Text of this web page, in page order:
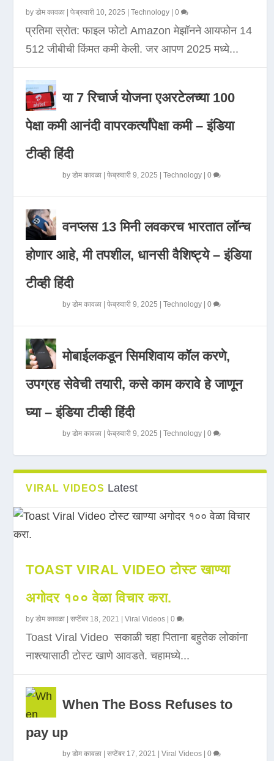
byडोम कावळा |फेब्रुवारी 10, 2025 |Technology |0
प्रतिमा स्रोत: फाइल फोटो Amazon मेझॉनने आयफोन 14
512 जीबीची किंमत कमी केली. जर आपण 2025 मध्ये...
या 7 रिचार्ज योजना एअरटेलच्या 100
पेक्षा कमी आनंदी वापरकर्त्यांपेक्षा कमी – इंडिया
टीव्ही हिंदी
byडोम कावळा |फेब्रुवारी 9, 2025 |Technology |0
वनप्लस 13 मिनी लवकरच भारतात लॉन्च
होणार आहे, मी तपशील, धानसी वैशिष्ट्ये – इंडिया
टीव्ही हिंदी
byडोम कावळा |फेब्रुवारी 9, 2025 |Technology |0
मोबाईलकडून सिमशिवाय कॉल करणे,
उपग्रह सेवेची तयारी, कसे काम करावे हे जाणून
घ्या – इंडिया टीव्ही हिंदी
byडोम कावळा |फेब्रुवारी 9, 2025 |Technology |0
VIRAL VIDEOS Latest
TOAST VIRAL VIDEO टोस्ट खाण्या
अगोदर १०० वेळा विचार करा.
byडोम कावळा |सप्टेंबर 18, 2021 |Viral Videos |0
Toast Viral Video सकाळी चहा पिताना बहुतेक लोकांना
नाश्त्यासाठी टोस्ट खाणे आवडते. चहामध्ये...
When The Boss Refuses to
pay up
byडोम कावळा |सप्टेंबर 17, 2021 |Viral Videos |0